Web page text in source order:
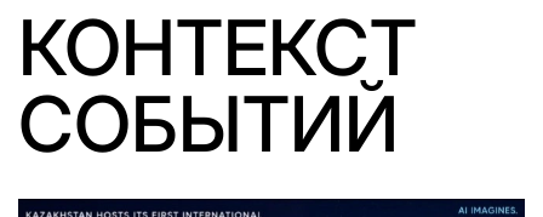
КОНТЕКСТ
СОБЫТИЙ